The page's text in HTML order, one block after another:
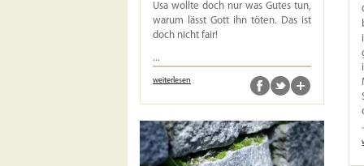
Usa wollte doch nur was Gutes tun,
warum lässt Gott ihn töten. Das ist
doch nicht fair!
...
weiterlesen